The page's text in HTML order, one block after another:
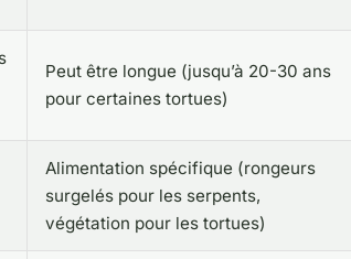
Peut être longue (jusqu’à 20-30 ans
pour certaines tortues)
Alimentation spécifique (rongeurs
surgelés pour les serpents,
végétation pour les tortues)